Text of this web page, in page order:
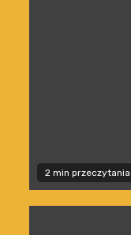
2 min przeczytania